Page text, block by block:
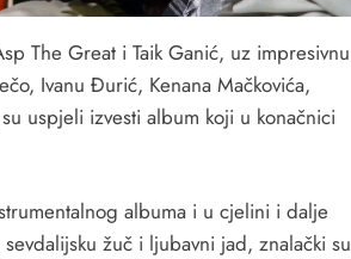
The Great i Taik Ganić, uz impresivnu
Ivanu Đurić, Kenana Mačkovića,
uspjeli izvesti album koji u konačnici
albuma i u cjelini i dalje
žuč i ljubavni jad, znalački su